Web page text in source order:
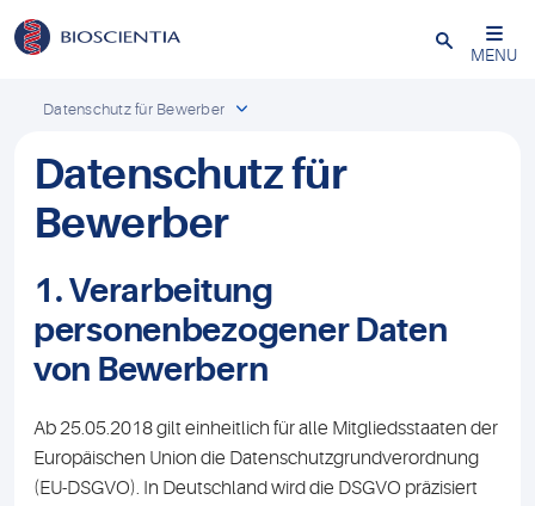
Schließen
MENU
Datenschutz für Bewerber
Datenschutz für
Bewerber
1. Verarbeitung
personenbezogener Daten
von Bewerbern
Ab 25.05.2018 gilt einheitlich für alle Mitgliedsstaaten der
Europäischen Union die Datenschutzgrundverordnung
(EU-DSGVO). In Deutschland wird die DSGVO präzisiert